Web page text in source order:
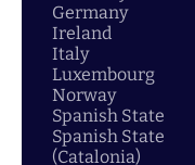
Germany
Ireland
Italy
Luxembourg
Norway
Spanish State
Spanish State
(Catalonia)